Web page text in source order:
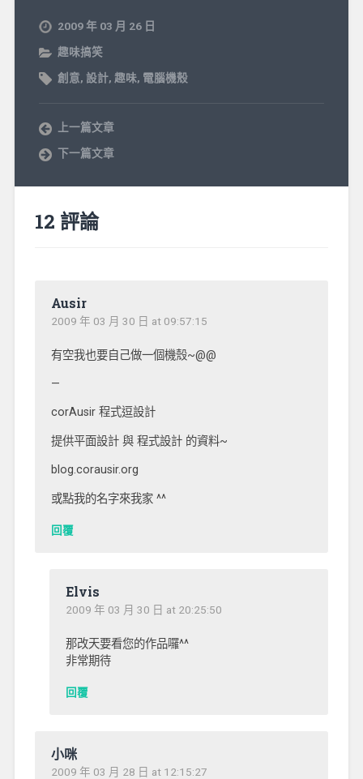
2009 年 03 月 26 日
趣味搞笑
創意, 設計, 趣味, 電腦機殼
上一篇文章
下一篇文章
12 評論
Ausir
2009 年 03 月 30 日 at 09:57:15
有空我也要自己做一個機殼~@@
—
corAusir 程式逗設計
提供平面設計 與 程式設計 的資料~
blog.corausir.org
或點我的名字來我家 ^^
回覆
Elvis
2009 年 03 月 30 日 at 20:25:50
那改天要看您的作品囉^^
非常期待
回覆
小咪
2009 年 03 月 28 日 at 12:15:27